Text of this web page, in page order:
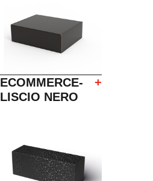
ECOMMERCE-
LISCIO NERO
+